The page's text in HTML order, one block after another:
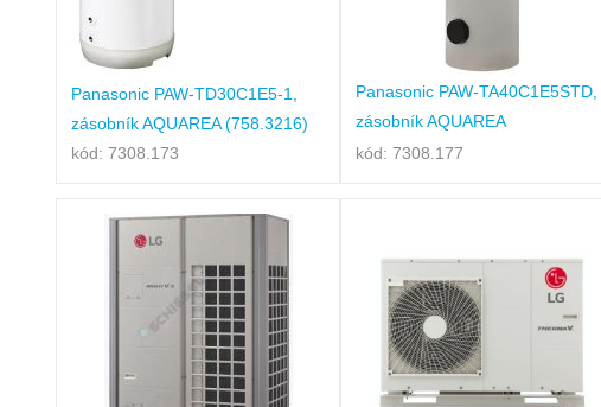
Panasonic PAW-TD30C1E5-1,
zásobník AQUAREA (758.3216)
kód: 7308.173
Panasonic PAW-TA40C1E5STD,
zásobník AQUAREA
kód: 7308.177